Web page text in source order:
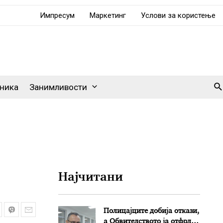
Импресум Маркетинг Услови за користење
Занимливости
Најчитани
Полицајците добија откази,
а Обвителството ја отфрли